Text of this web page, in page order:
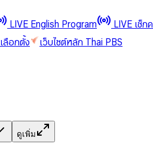
LIVE English Program
LIVE เช็ก
ลือกตั้ง
เว็บไซต์หลัก Thai PBS
ดูเพิ่ม